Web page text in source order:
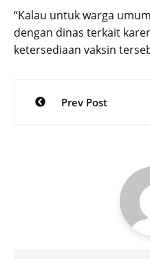
“Kalau untuk warga
dengan dinas terkait
ketersediaan vaksin
Post
navigation
Prev Post